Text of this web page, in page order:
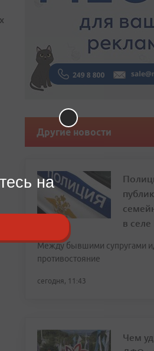
Другие новости
в
Между бывшими супругами
противостояние
сегодня, 11:43
Чем
на